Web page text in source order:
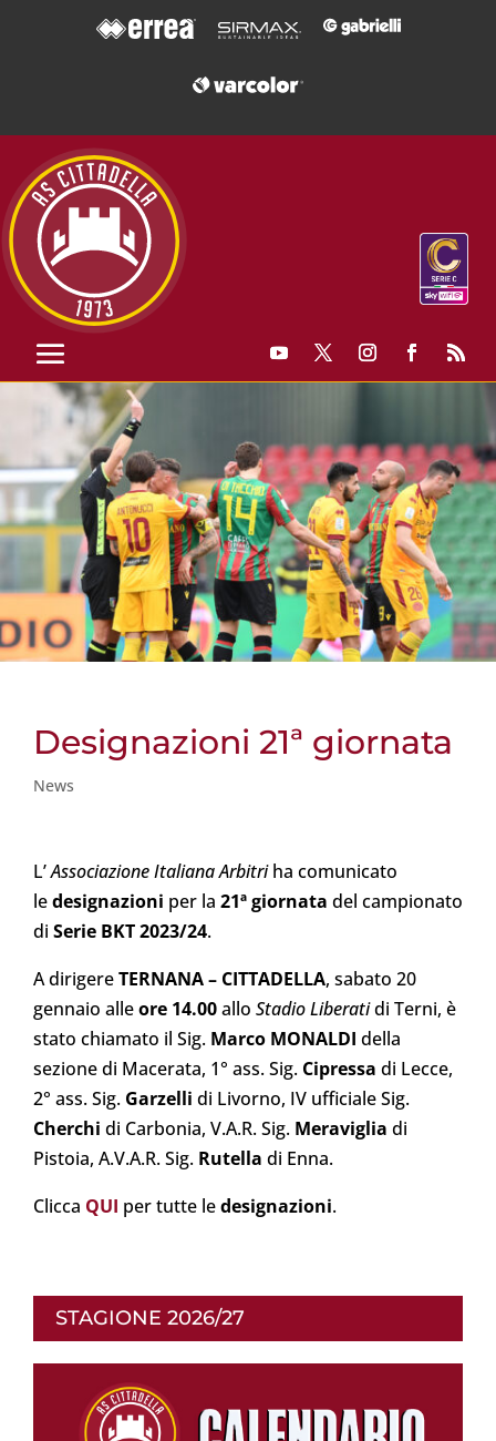
Designazioni 21ª giornata
News
L’Associazione Italiana Arbitriha comunicato
ledesignazioni per la 21ª giornata del campionato
di Serie BKT 2023/24.
A dirigereTERNANA– CITTADELLA, sabato 20
gennaio alleore 14.00allo Stadio Liberatidi Terni, è
stato chiamato il Sig. Marco MONALDI della
sezione di Macerata, 1° ass. Sig. Cipressa di Lecce,
2° ass. Sig. Garzelli di Livorno, IV ufficiale Sig.
Cherchi di Carbonia, V.A.R. Sig. Meraviglia di
Pistoia, A.V.A.R. Sig. Rutella di Enna.
Clicca QUI per tutte ledesignazioni.
STAGIONE 2026/27